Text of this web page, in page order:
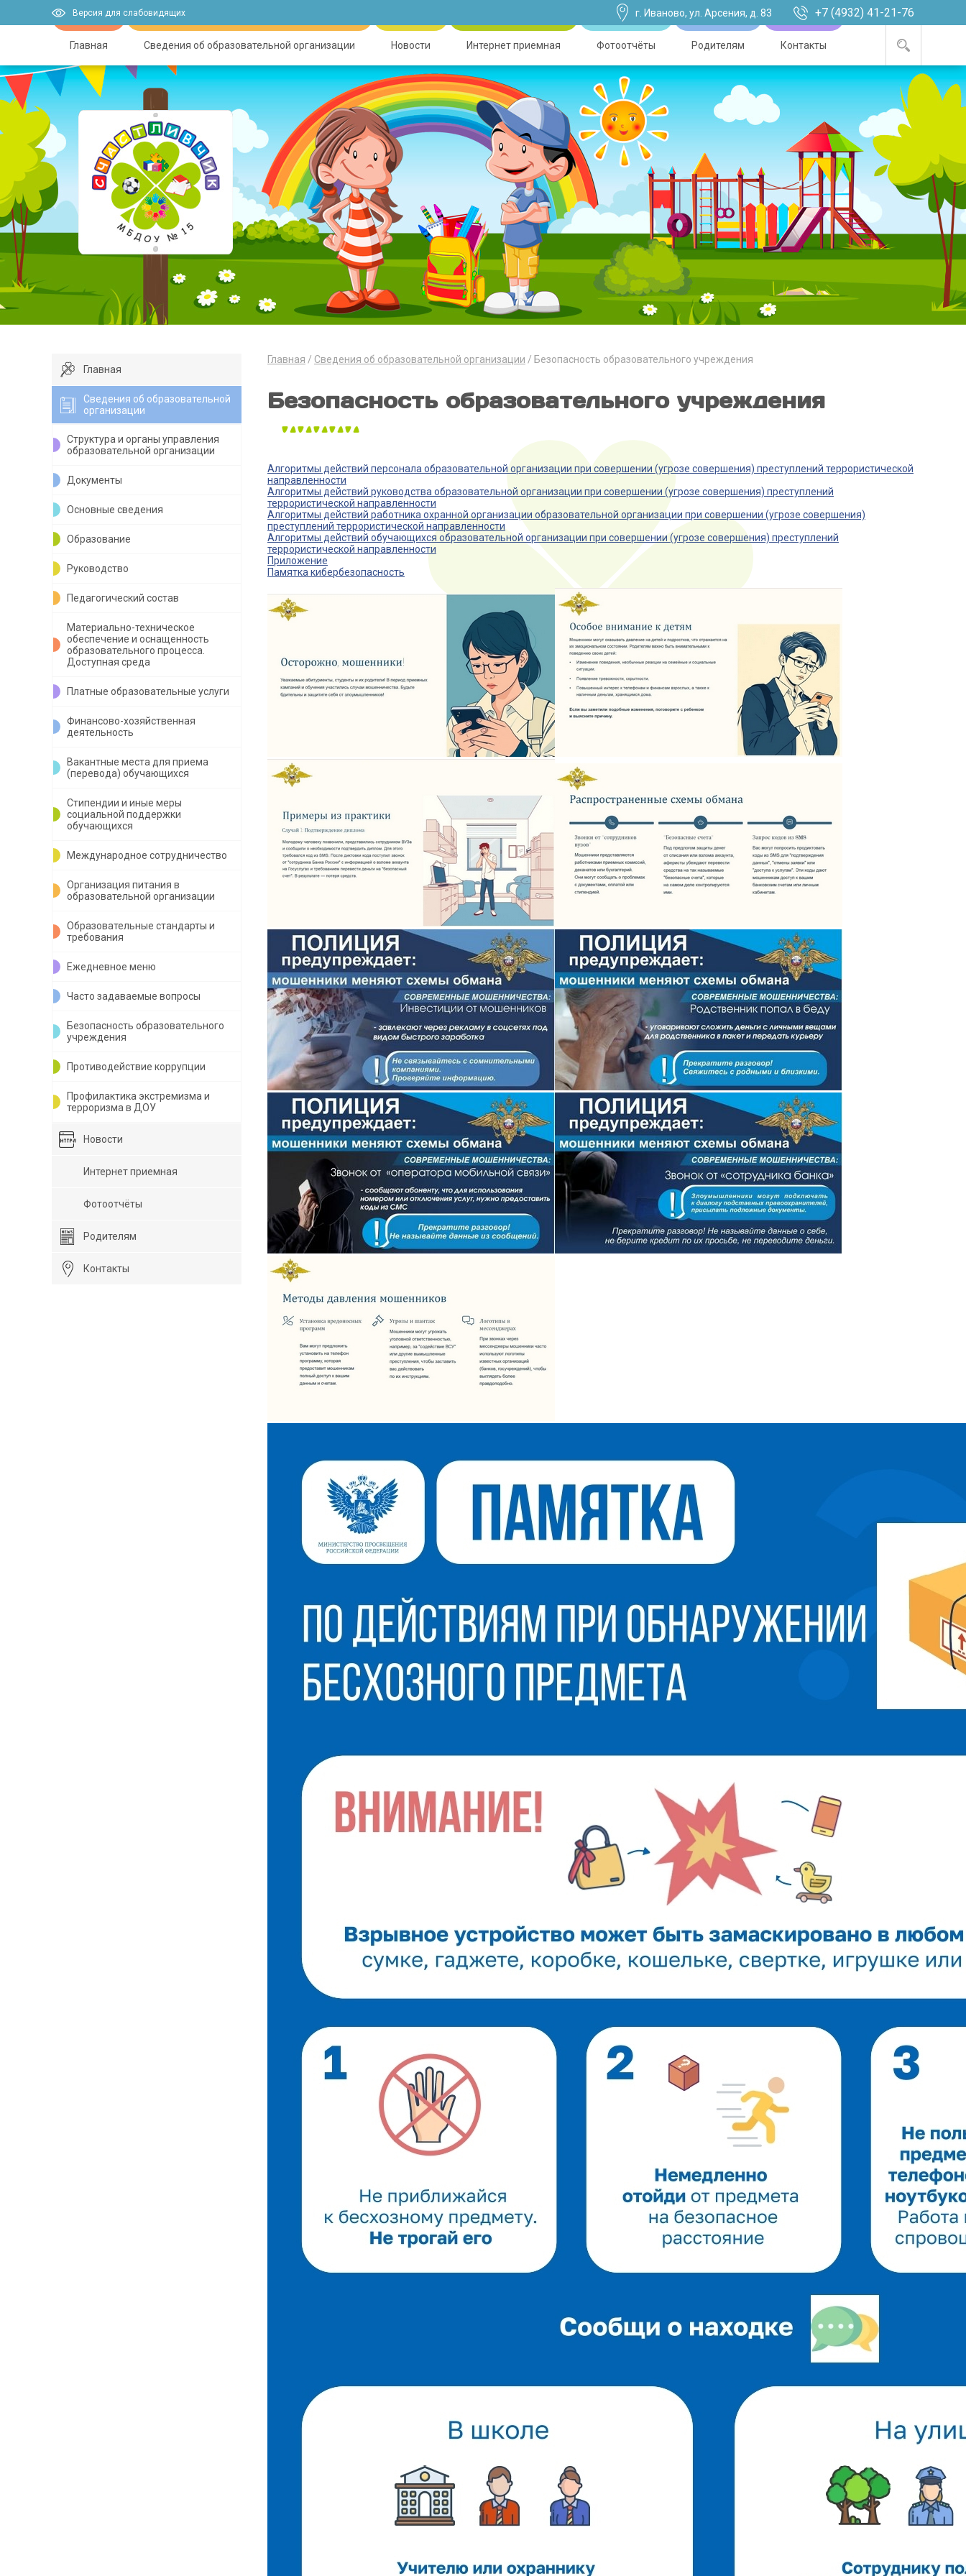
Версия для слабовидящих г. Иваново, ул. Арсения, д. 83 +7 (4932) 41-21-76
Главная Сведения об образовательной организации Новости Интернет приемная Фотоотчёты Родителям Контакты
Главная
Сведения об образовательной
организации
Структура и органы управления
образовательной организации
Документы
Основные сведения
Образование
Руководство
Педагогический состав
Материально-техническое
обеспечение и оснащенность
образовательного процесса.
Доступная среда
Платные образовательные услуги
Финансово-хозяйственная
деятельность
Вакантные места для приема
(перевода) обучающихся
Стипендии и иные меры
социальной поддержки
обучающихся
Международное сотрудничество
Организация питания в
образовательной организации
Образовательные стандарты и
требования
Ежедневное меню
Часто задаваемые вопросы
Безопасность образовательного
учреждения
Противодействие коррупции
Профилактика экстремизма и
терроризма в ДОУ
Новости
Интернет приемная
Фотоотчёты
Родителям
Контакты
Главная Сведения об образовательной организации Безопасность образовательного учреждения
Безопасность образовательного учреждения
Алгоритмы действий персонала образовательной организации при совершении (угрозе совершения) преступлений террористической
направленности
Алгоритмы действий руководства образовательной организации при совершении (угрозе совершения) преступлений
террористической направленности
Алгоритмы действий работника охранной организации образовательной организации при совершении (угрозе совершения)
преступлений террористической направленности
Алгоритмы действий обучающихся образовательной организации при совершении (угрозе совершения) преступлений
террористической направленности
Приложение
Памятка кибербезопасность